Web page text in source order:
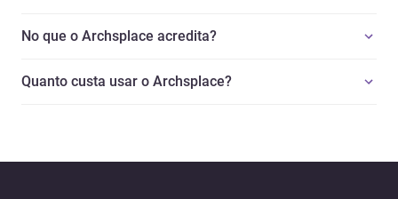
No que o Archsplace acredita?
Quanto custa usar o Archsplace?